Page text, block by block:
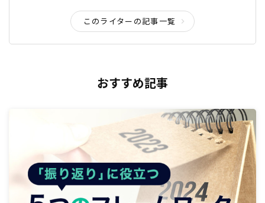
このライターの記事一覧
おすすめ記事